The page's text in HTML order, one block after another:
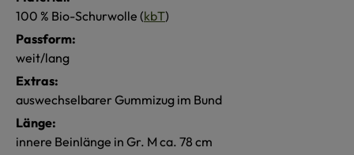
100 % Bio-Schurwolle (kbT)
Passform:
weit/lang
Extras:
auswechselbarer Gummizug im Bund
Länge:
innere Beinlänge in Gr. M ca. 78 cm